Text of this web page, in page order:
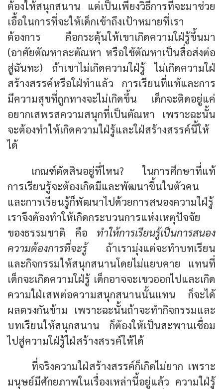
ต้องให้สนุกสนาน แต่เป็นเพียงวิธีการที่จะมาช่วย
เอื้อในการที่จะให้เด็กเข้าถึงเป้าหมายที่เรา
ต้องการ คือกระตุ้นให้เขาเกิดความใฝ่รู้ขึ้นมา
(อาศัยตัณหาละตัณหา หรือใช้ตัณหาเป็นสื่อส่งต่อ
สู่ฉันทะ) ถ้าเขาไม่เกิดความใฝ่รู้ ไม่เกิดความใฝ่
สร้างสรรค์หรือใฝ่ทำแล้ว การเรียนที่แท้และการ
มีความสุขที่ถูกทางจะไม่เกิดขึ้น เด็กจะติดอยู่แค่
อยากเสพรสความสนุกที่เป็นตัณหา เพราะฉะนั้น
จะต้องทำให้เกิดความใฝ่รู้และใฝ่สร้างสรรค์นี้ให้
ได้
เกณฑ์ตัดสินอยู่ที่ไหน? ในการศึกษาที่แท้
การเรียนรู้จะต้องเกิดมีและพัฒนาขึ้นในตัวคน
และการเรียนรู้ก็พัฒนาไปด้วยการสนองความใฝ่รู้
เราจึงต้องทำให้เกิดกระบวนการแห่งเหตุปัจจัย
ของธรรมชาติ คือ ทำให้การเรียนรู้เป็นการสนอง
ความต้องการที่จะรู้ถ้าเรามุ่งแต่จะทำบทเรียน
และกิจกรรมให้สนุกสนานโดยไม่แยบคาย แทนที่
เด็กจะเกิดความใฝ่รู้ เด็กอาจจะเขวออกไปและเกิด
ความใฝ่เสพต่อความสนุกสนานนั้นแทน ก็จะได้
ผลตรงกันข้าม เพราะฉะนั้นถ้าจะทำกิจกรรมและ
บทเรียนให้สนุกสนาน ก็ต้องให้เป็นสะพานเชื่อม
ไปสู่ความใฝ่รู้ใฝ่สร้างสรรค์ให้ได้
ที่จริงความใฝ่สร้างสรรค์ก็เกิดไม่ยาก เพราะ
มนุษย์มีศักยภาพในเรื่องเหล่านี้อยู่แล้ว ความใฝ่รู้